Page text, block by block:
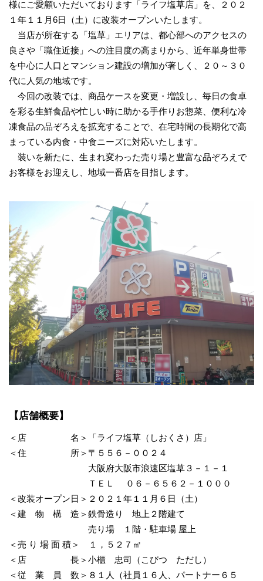
様にご愛顧いただいております「ライフ塩草店」を、２０２
１年１１月6日（土）に改装オープンいたします。
当店が所在する「塩草」エリアは、都心部へのアクセスの
良さや「職住近接」への注目度の高まりから、近年単身世帯
を中心に人口とマンション建設の増加が著しく、２０～３０
代に人気の地域です。
今回の改装では、商品ケースを変更・増設し、毎日の食卓
を彩る生鮮食品や忙しい時に助かる手作りお惣菜、便利な冷
凍食品の品ぞろえを拡充することで、在宅時間の長期化で高
まっている内食・中食ニーズに対応いたします。
装いを新たに、生まれ変わった売り場と豊富な品ぞろえで
お客様をお迎えし、地域一番店を目指します。
【店舗概要】
＜店 名＞「ライフ塩草（しおくさ）店」
＜住 所＞〒５５６－００２４
大阪府大阪市浪速区塩草３－１－１
ＴＥＬ ０６－６５６２－１０００
＜改装オープン日＞２０２１年１１月６日（土）
＜建 物 構 造＞鉄骨造り 地上２階建て
売り場 １階・駐車場 屋上
＜売 り 場 面 積＞ １，５２７㎡
＜店 長＞小櫃 忠司（こびつ ただし）
＜従 業 員 数＞８１人（社員１６人、パートナー６５